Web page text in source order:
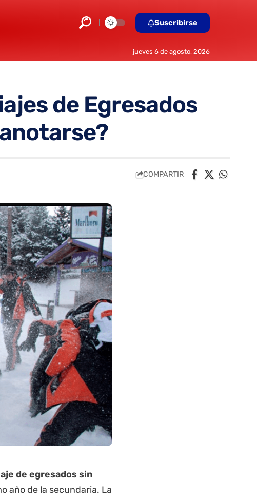
Suscribirse
jueves 6 de agosto, 2026
de Egresados
COMPARTIR
de egresados sin
año de la secundaria. La